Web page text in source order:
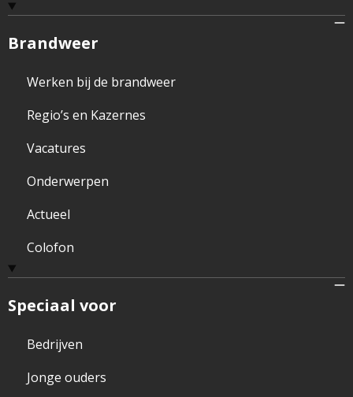
Brandweer
Werken bij de brandweer
Regio’s en Kazernes
Vacatures
Onderwerpen
Actueel
Colofon
Speciaal voor
Bedrijven
Jonge ouders